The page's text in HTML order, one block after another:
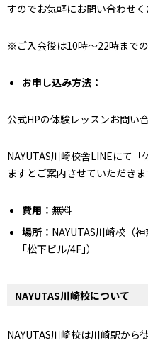
すのでお気軽にお問い合わせく
※ご入会後は10時～22時まで
お申し込み方法：
公式HPの体験レッスンお問い
NAYUTAS川崎校舎LINEにて
ますとご案内させていただきま
費用： 無料
場所： NAYUTAS川崎校（
｢松下ビル/4F｣）
NAYUTAS川崎校について
NAYUTAS川崎校は川崎駅から